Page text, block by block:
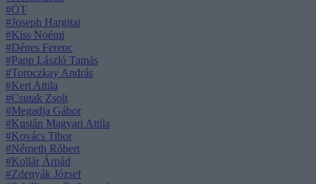
#ÖT
#Joseph Hargitai
#Kiss Noémi
#Dénes Ferenc
#Papp László Tamás
#Toroczkay András
#Kert Attila
#Csutak Zsolt
#Megadja Gábor
#Kustán Magyari Attila
#Kovács Tibor
#Németh Róbert
#Kollár Árpád
#Zdenyák József